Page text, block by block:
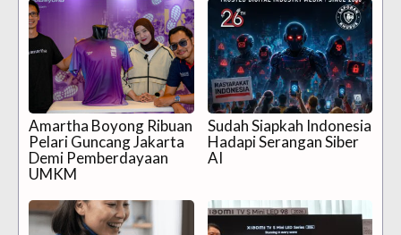
Amartha Boyong Ribuan
Pelari Guncang Jakarta
Demi Pemberdayaan
UMKM
Sudah Siapkah Indonesia
Hadapi Serangan Siber
AI